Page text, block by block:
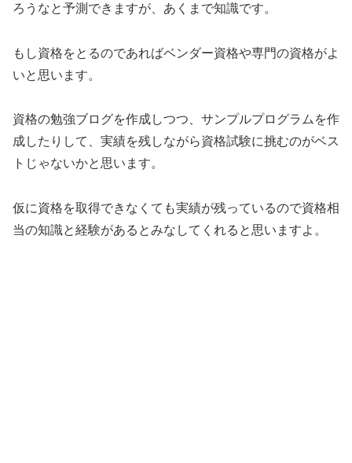
ろうなと予測できますが、あくまで知識です。
もし資格をとるのであればベンダー資格や専門の資格がよ
いと思います。
資格の勉強ブログを作成しつつ、サンプルプログラムを作
成したりして、実績を残しながら資格試験に挑むのがベス
トじゃないかと思います。
仮に資格を取得できなくても実績が残っているので資格相
当の知識と経験があるとみなしてくれると思いますよ。